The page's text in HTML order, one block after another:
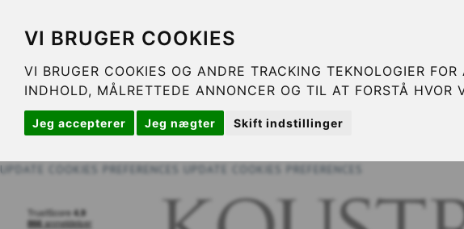
VI BRUGER COOKIES
VI BRUGER COOKIES OG ANDRE TRACKING TEKNOLOGIER
INDHOLD, MÅLRETTEDE ANNONCER OG TIL AT FORSTÅ HVOR
Jeg accepterer Jeg nægter Skift indstillinger
UPDATE COOKIES PREFERENCES UPDATE COOKIES PREFERENCES